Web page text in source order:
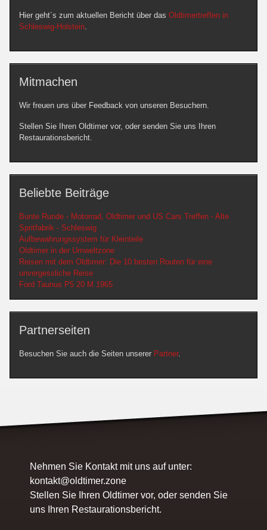
Hier geht´s zum aktuellen Bericht über das Oldtimertreffen in
Schleswig-Holstein
Mitmachen
Wir freuen uns über Feedback von unseren Besuchern.
Stellen Sie Ihren Oldtimer vor, oder senden Sie uns Ihren
Restaurationsbericht.
Beliebte Beiträge
Bunte Runde - Motorrad, Oldtimer und US Cars Treffen - Alte
Spritfabrik - Schleswig
Aufbewahrungssystem für Kleinteile
Oldtimer in der Umweltzone
Reisen mit dem Oldtimer: Die 10 besten Routen für eine
unvergessliche Reise
Ford Taunus P5 20 M 1965
Partnerseiten
Besuchen Sie auch die Seiten unserer Partner.
Nehmen Sie Kontakt mit uns auf unter:
kontakt@oldtimer.zone
Stellen Sie Ihren Oldtimer vor, oder senden Sie
uns Ihren Restaurationsbericht.